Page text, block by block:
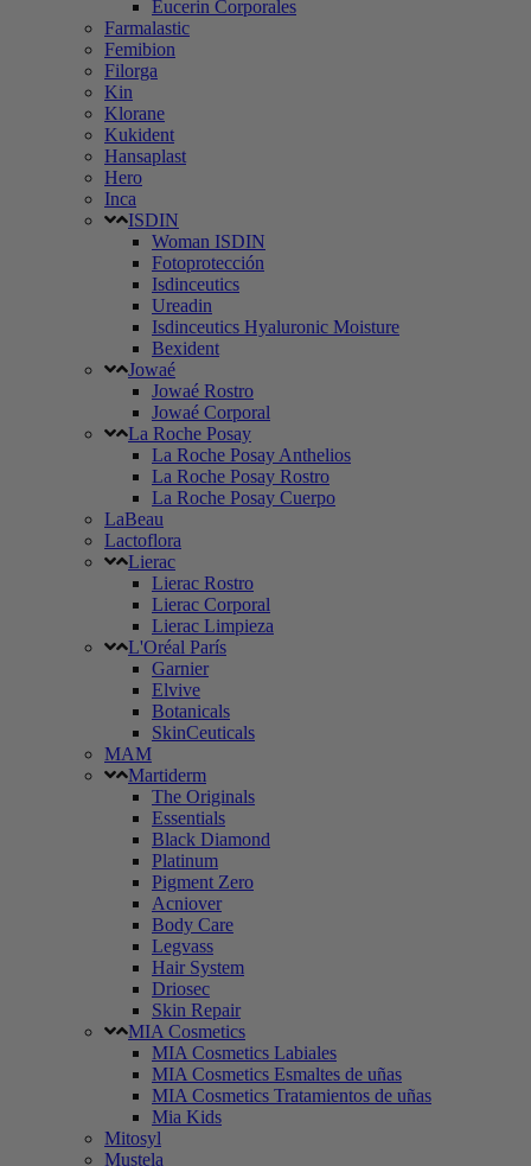
Eucerin Corporales
Farmalastic
Femibion
Filorga
Kin
Klorane
Kukident
Hansaplast
Hero
Inca
ISDIN
Woman ISDIN
Fotoprotección
Isdinceutics
Ureadin
Isdinceutics Hyaluronic Moisture
Bexident
Jowaé
Jowaé Rostro
Jowaé Corporal
La Roche Posay
La Roche Posay Anthelios
La Roche Posay Rostro
La Roche Posay Cuerpo
LaBeau
Lactoflora
Lierac
Lierac Rostro
Lierac Corporal
Lierac Limpieza
L'Oréal París
Garnier
Elvive
Botanicals
SkinCeuticals
MAM
Martiderm
The Originals
Essentials
Black Diamond
Platinum
Pigment Zero
Acniover
Body Care
Legvass
Hair System
Driosec
Skin Repair
MIA Cosmetics
MIA Cosmetics Labiales
MIA Cosmetics Esmaltes de uñas
MIA Cosmetics Tratamientos de uñas
Mia Kids
Mitosyl
Mustela